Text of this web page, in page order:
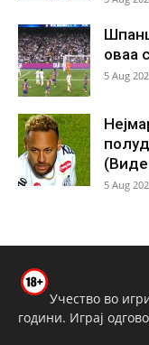
оваа
5 Aug
5 Aug
Учество во
години. Играј